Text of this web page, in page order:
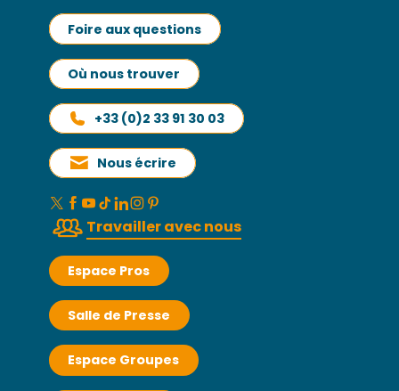
Foire aux questions
Où nous trouver
+33 (0)2 33 91 30 03
Nous écrire
Travailler avec nous
Espace Pros
Salle de Presse
Espace Groupes